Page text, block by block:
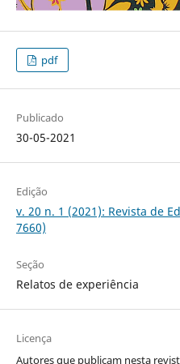
pdf
Publicado
30-05-2021
Edição
v. 20 n. 1 (2021): Revista de
7660)
Seção
Relatos de experiência
Licença
Autores que publicam nesta